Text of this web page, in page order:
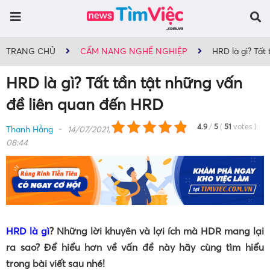
TRANG CHỦ CẨM NANG NGHỀ NGHIỆP HRD là gì?
HRD là gì? Tất tần tật những vấn
đề liên quan đến HRD
4.9 / 5 ( 51 votes )
Thanh Hằng
14/07/2021,
08:44
HRD là gì? Những lời khuyên và lợi ích mà HDR mang lại
ra sao? Để hiểu hơn về vấn đề này hãy cùng tìm hiểu
trong bài viết sau nhé!